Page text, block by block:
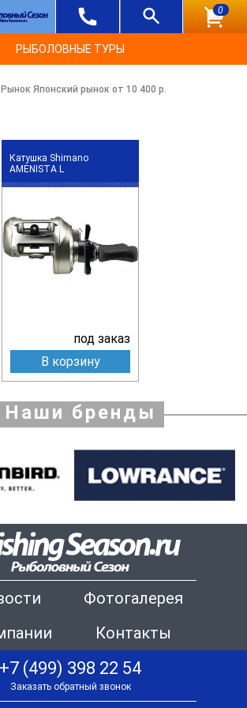
0
РЫБОЛОВНЫЕ ТУРЫ
Японский рынок от 10 400 р.
Катушка Shimano
AMENISTA L
под заказ
В корзину
Наши бренды
Фотогалерея
Контакты
+7 (499) 398 22 54
Заказать обратный звонок